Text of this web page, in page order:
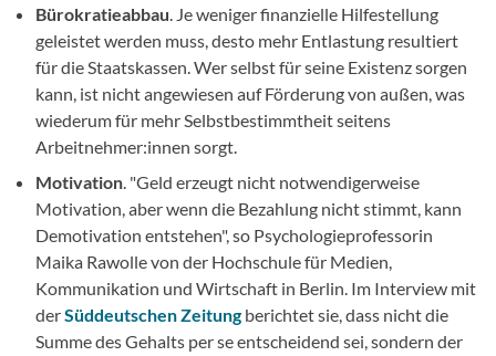
Bürokratieabbau. Je weniger finanzielle Hilfestellung
geleistet werden muss, desto mehr Entlastung resultiert
für die Staatskassen. Wer selbst für seine Existenz sorgen
kann, ist nicht angewiesen auf Förderung von außen, was
wiederum für mehr Selbstbestimmtheit seitens
Arbeitnehmer:innen sorgt.
Motivation. "Geld erzeugt nicht notwendigerweise
Motivation, aber wenn die Bezahlung nicht stimmt, kann
Demotivation entstehen", so Psychologieprofessorin
Maika Rawolle von der Hochschule für Medien,
Kommunikation und Wirtschaft in Berlin. Im Interview mit
derSüddeutschen Zeitungberichtet sie, dass nicht die
Summe des Gehalts per se entscheidend sei, sondern der